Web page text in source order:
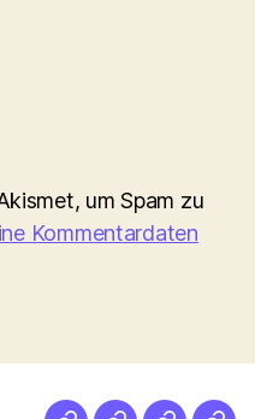
um Spam zu
Kommentardaten